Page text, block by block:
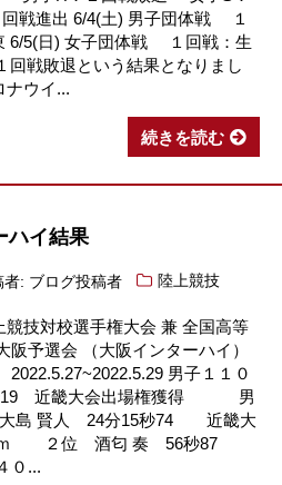
戦進出 6/4(土) 男子団体戦 １
6/5(日) 女子団体戦 １回戦：生
回戦敗退という結果となりまし
ナウイ...
続きを読む
イ結果
者: ブログ投稿者 陸上競技
技対校選手権大会 兼 全国高等
予選会 （大阪インターハイ）
男子１１０
19 近畿大会出場権獲得 男
島 賢人 24分15秒74 近畿大
０ｍ ２位 酒匂 奏 56秒87
０...